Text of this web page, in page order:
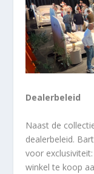
Dealerbeleid
Naast de
dealerbeleid.
voor
winkel te koop